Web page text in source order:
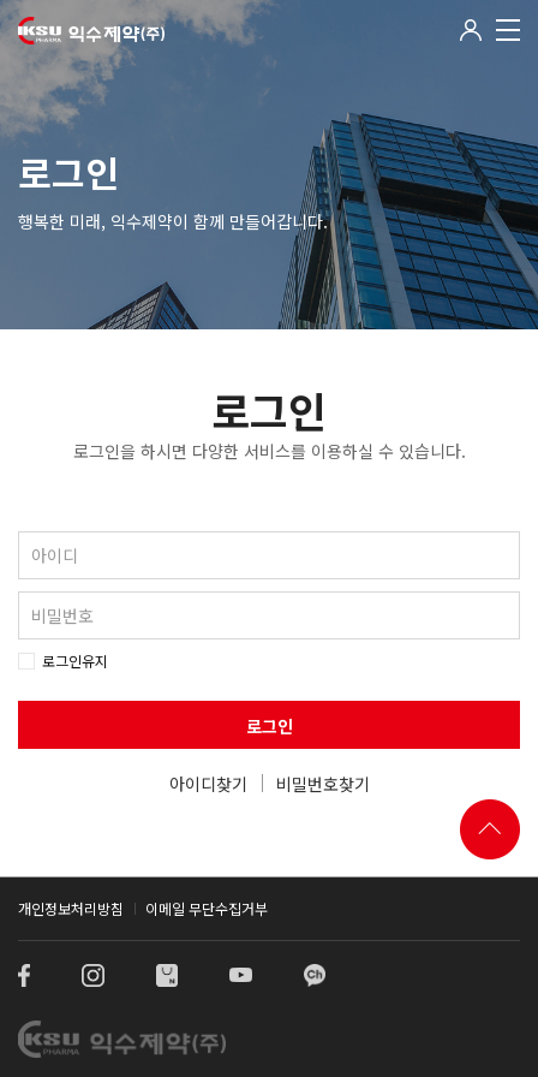
로그인
행복한 미래, 익수제약이 함께 만들어갑니다.
로그인
로그인을 하시면 다양한 서비스를 이용하실 수 있습니다.
로그인유지
로그인
아이디찾기 비밀번호찾기
개인정보처리방침 이메일 무단수집거부